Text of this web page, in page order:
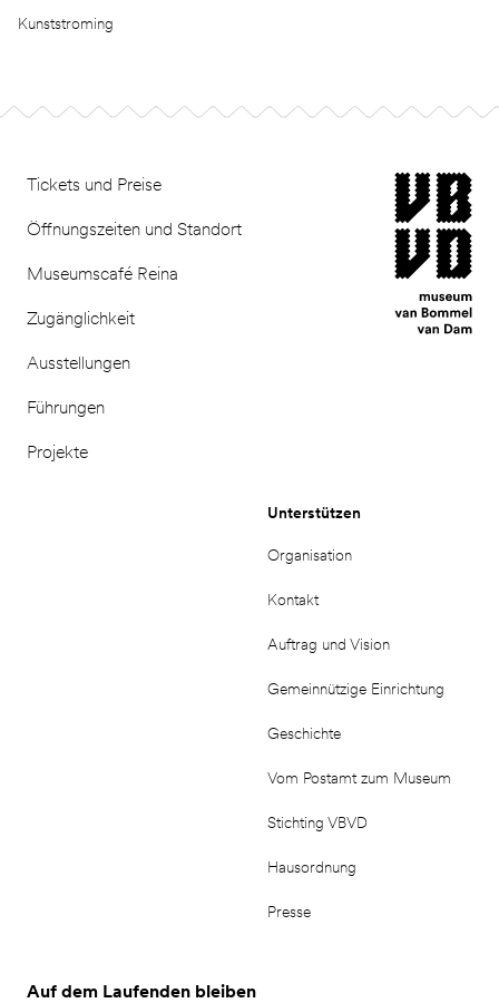
Kunststroming
Tickets und Preise
Öffnungszeiten und Standort
Museumscafé Reina
Zugänglichkeit
Ausstellungen
Führungen
Projekte
museum van
Unterstützen
Organisation
Kontakt
Auftrag und Vision
Gemeinnützige Einrichtung
Geschichte
Vom Postamt zum Museum
Stichting VBVD
Hausordnung
Presse
Auf dem Laufenden bleiben